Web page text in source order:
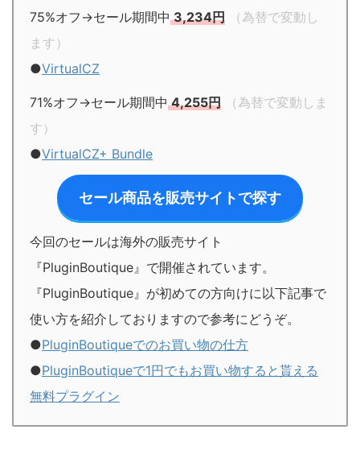
75%オフ→セール期間中3,234円
（為替で変動し
ます）
●VirtualCZ
71%オフ→セール期間中4,255円
（為替で変動しま
す）
●VirtualCZ+ Bundle
セール商品を販売サイトで探す
今回のセールは海外の販売サイト
『PluginBoutique』で開催されています。
『PluginBoutique』が初めての方向けに以下記事で
使い方を紹介しておりますので参考にどうぞ。
●PluginBoutiqueでのお買い物の仕方
●PluginBoutiqueで1円でもお買い物すると貰える
無料プラグイン